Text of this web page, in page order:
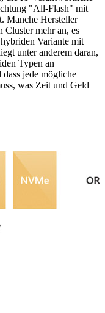
"All-Flash" mit
Manche Hersteller
Cluster mehr an, es
Variante mit
unter anderem daran,
Typen an
jede mögliche
was Zeit und Geld